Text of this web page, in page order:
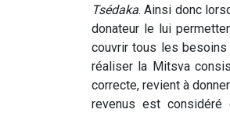
Tsédaka. Ainsi donc
donateur le lui
couvrir tous les
réaliser la Mitsva
correcte, revient à
revenus est considéré